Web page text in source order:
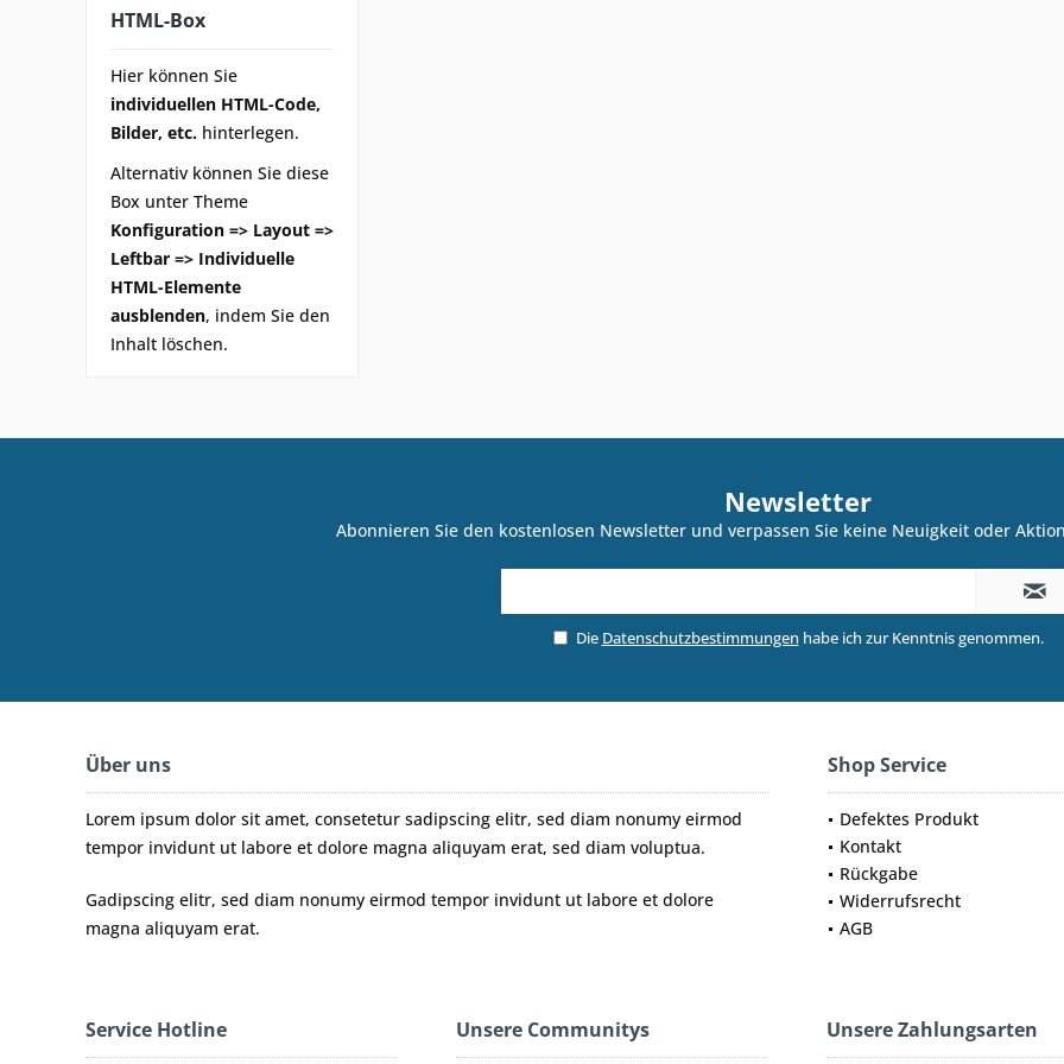
HTML-Box
Hier können Sie
individuellen HTML-Code,
Bilder, etc. hinterlegen.
Alternativ können Sie diese
Box unter Theme
Konfiguration => Layout =>
Leftbar => Individuelle
HTML-Elemente
ausblenden, indem Sie den
Inhalt löschen.
Newsletter
Abonnieren Sie den kostenlosen Newsletter und verpassen Sie keine Neuigkeit oder
Die Datenschutzbestimmungen habe ich zur Kenntnis genommen.
Über uns
Lorem ipsum dolor sit amet, consetetur sadipscing elitr, sed diam nonumy eirmod
tempor invidunt ut labore et dolore magna aliquyam erat, sed diam voluptua.
Gadipscing elitr, sed diam nonumy eirmod tempor invidunt ut labore et dolore
magna aliquyam erat.
Shop Service
Defektes Produkt
Kontakt
Rückgabe
Widerrufsrecht
AGB
Service Hotline Unsere Communitys Unsere Zahlungsarten